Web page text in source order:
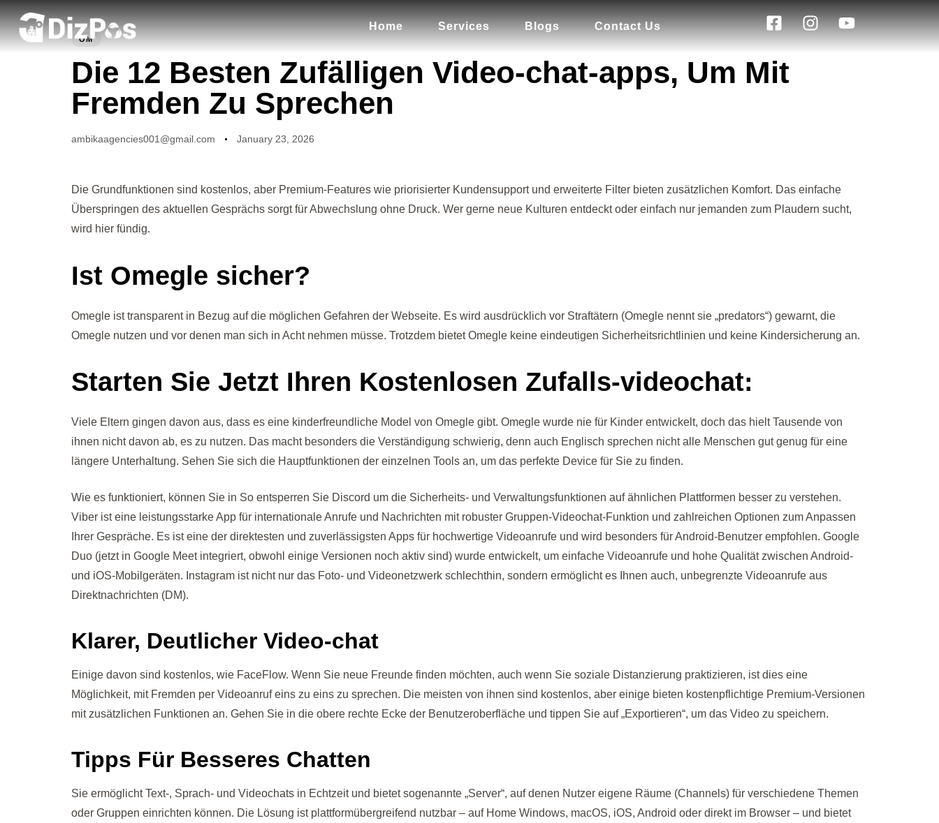
Home Services Blogs Contact Us
IN:
OM
Die 12 Besten Zufälligen Video-chat-apps, Um Mit
Fremden Zu Sprechen
ambikaagencies001@gmail.com
on:
January 23, 2026
Die Grundfunktionen sind kostenlos, aber Premium-Features wie priorisierter Kundensupport und erweiterte Filter bieten zusätzlichen Komfort. Das einfache
Überspringen des aktuellen Gesprächs sorgt für Abwechslung ohne Druck. Wer gerne neue Kulturen entdeckt oder einfach nur jemanden zum Plaudern sucht,
wird hier fündig.
Ist Omegle sicher?
Omegle ist transparent in Bezug auf die möglichen Gefahren der Webseite. Es wird ausdrücklich vor Straftätern (Omegle nennt sie „predators“) gewarnt, die
Omegle nutzen und vor denen man sich in Acht nehmen müsse. Trotzdem bietet Omegle keine eindeutigen Sicherheitsrichtlinien und keine Kindersicherung an.
Starten Sie Jetzt Ihren Kostenlosen Zufalls-videochat:
Viele Eltern gingen davon aus, dass es eine kinderfreundliche Model von Omegle gibt. Omegle wurde nie für Kinder entwickelt, doch das hielt Tausende von
ihnen nicht davon ab, es zu nutzen. Das macht besonders die Verständigung schwierig, denn auch Englisch sprechen nicht alle Menschen gut genug für eine
längere Unterhaltung. Sehen Sie sich die Hauptfunktionen der einzelnen Tools an, um das perfekte Device für Sie zu finden.
Wie es funktioniert, können Sie in So entsperren Sie Discord um die Sicherheits- und Verwaltungsfunktionen auf ähnlichen Plattformen besser zu verstehen.
Viber ist eine leistungsstarke App für internationale Anrufe und Nachrichten mit robuster Gruppen-Videochat-Funktion und zahlreichen Optionen zum Anpassen
Ihrer Gespräche. Es ist eine der direktesten und zuverlässigsten Apps für hochwertige Videoanrufe und wird besonders für Android-Benutzer empfohlen. Google
Duo (jetzt in Google Meet integriert, obwohl einige Versionen noch aktiv sind) wurde entwickelt, um einfache Videoanrufe und hohe Qualität zwischen Android-
und iOS-Mobilgeräten. Instagram ist nicht nur das Foto- und Videonetzwerk schlechthin, sondern ermöglicht es Ihnen auch, unbegrenzte Videoanrufe aus
Direktnachrichten (DM).
Klarer, Deutlicher Video-chat
Einige davon sind kostenlos, wie FaceFlow. Wenn Sie neue Freunde finden möchten, auch wenn Sie soziale Distanzierung praktizieren, ist dies eine
Möglichkeit, mit Fremden per Videoanruf eins zu eins zu sprechen. Die meisten von ihnen sind kostenlos, aber einige bieten kostenpflichtige Premium-Versionen
mit zusätzlichen Funktionen an. Gehen Sie in die obere rechte Ecke der Benutzeroberfläche und tippen Sie auf „Exportieren“, um das Video zu speichern.
Tipps Für Besseres Chatten
Sie ermöglicht Text‑, Sprach‑ und Videochats in Echtzeit und bietet sogenannte „Server“, auf denen Nutzer eigene Räume (Channels) für verschiedene Themen
oder Gruppen einrichten können. Die Lösung ist plattformübergreifend nutzbar – auf Home Windows, macOS, iOS, Android oder direkt im Browser – und bietet